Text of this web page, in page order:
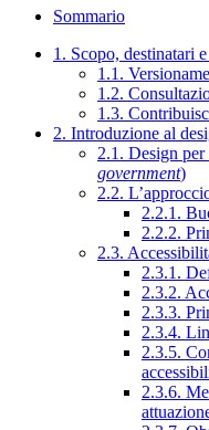
Sommario
1. Scopo, destinatari
1.1.
1.2.
1.3.
2. Introduzione al
2.1. Design
government)
2.2.
2.2.1.
2.2.2.
2.3.
2.3.1.
2.3.2.
2.3.3.
2.3.4.
2.3.5.
2.3.6.